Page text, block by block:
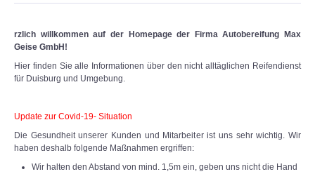
rzlich willkommen auf der Homepage der Firma Autobereifung Max
Geise GmbH!
Hier finden Sie alle Informationen über den nicht alltäglichen Reifendienst
für Duisburg und Umgebung.
Update zur Covid-19- Situation
Die Gesundheit unserer Kunden und Mitarbeiter ist uns sehr wichtig. Wir
haben deshalb folgende Maßnahmen ergriffen:
Wir halten den Abstand von mind. 1,5m ein, geben uns nicht die Hand